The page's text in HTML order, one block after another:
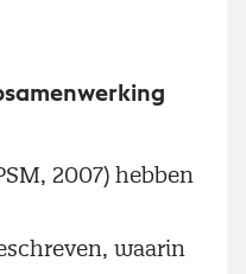
2007) hebben
waarin